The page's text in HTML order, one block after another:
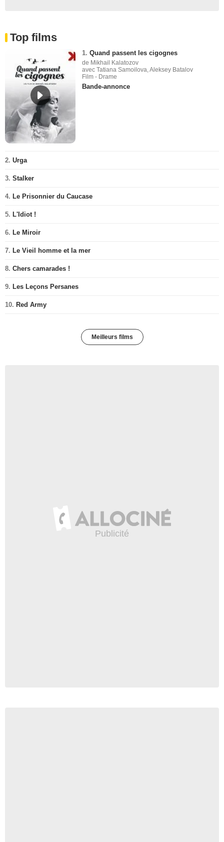
Top films
1. Quand passent les cigognes
de Mikhail Kalatozov
avec Tatiana Samoilova, Aleksey Batalov
Film - Drame
Bande-annonce
2. Urga
3. Stalker
4. Le Prisonnier du Caucase
5. L'Idiot !
6. Le Miroir
7. Le Vieil homme et la mer
8. Chers camarades !
9. Les Leçons Persanes
10. Red Army
Meilleurs films